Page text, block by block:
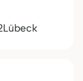
Lübeck